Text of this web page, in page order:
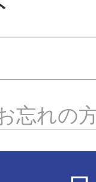
忘れの